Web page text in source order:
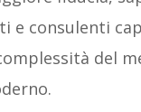
e consulenti
del